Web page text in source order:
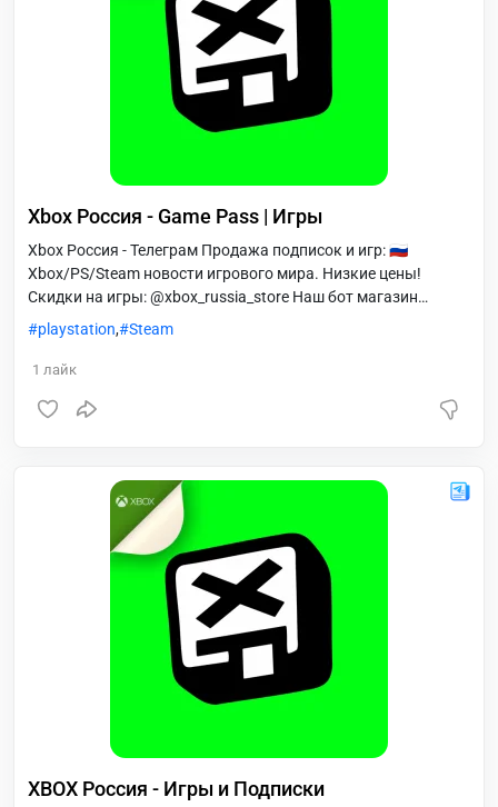
Xbox Россия - Game Pass | Игры
Xbox Россия - Телеграм Продажа подписок и игр: 🇷🇺
Xbox/PS/Steam новости игрового мира. Низкие цены!
Скидки на игры: @xbox_russia_store Наш бот магазин
@xboxdigital_bot Оформить заказ: @realfurys Отзывы:
@xbox_dns_rus_bot Время работы с 11:00 до 23:00 МСК
playstation, Steam
1 лайк
XBOX Россия - Игры и Подписки